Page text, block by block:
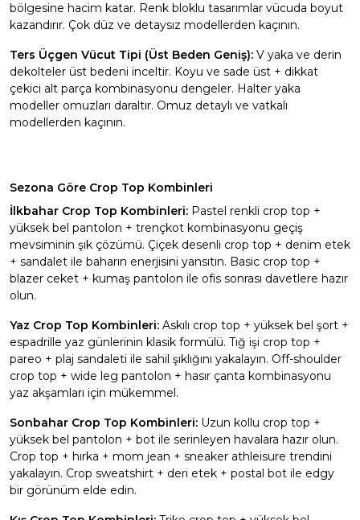
bölgesine hacim katar. Renk bloklu tasarımlar vücuda boyut
kazandırır. Çok düz ve detaysız modellerden kaçının.
Ters Üçgen Vücut Tipi (Üst Beden Geniş): V yaka ve derin
dekolteler üst bedeni inceltir. Koyu ve sade üst + dikkat
çekici alt parça kombinasyonu dengeler. Halter yaka
modeller omuzları daraltır. Omuz detaylı ve vatkalı
modellerden kaçının.
Sezona Göre Crop Top Kombinleri
İlkbahar Crop Top Kombinleri: Pastel renkli crop top +
yüksek bel pantolon + trençkot kombinasyonu geçiş
mevsiminin şık çözümü. Çiçek desenli crop top + denim etek
+ sandalet ile baharın enerjisini yansıtın. Basic crop top +
blazer ceket + kumaş pantolon ile ofis sonrası davetlere hazır
olun.
Yaz Crop Top Kombinleri: Askılı crop top + yüksek bel şort +
espadrille yaz günlerinin klasik formülü. Tığ işi crop top +
pareo + plaj sandaleti ile sahil şıklığını yakalayın. Off-shoulder
crop top + wide leg pantolon + hasır çanta kombinasyonu
yaz akşamları için mükemmel.
Sonbahar Crop Top Kombinleri: Uzun kollu crop top +
yüksek bel pantolon + bot ile serinleyen havalara hazır olun.
Crop top + hırka + mom jean + sneaker athleisure trendini
yakalayın. Crop sweatshirt + deri etek + postal bot ile edgy
bir görünüm elde edin.